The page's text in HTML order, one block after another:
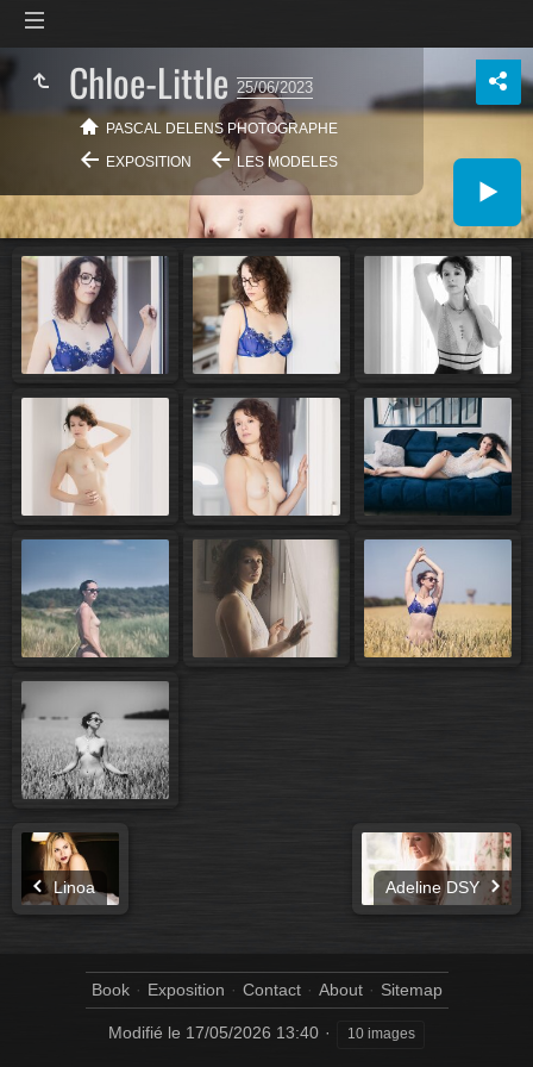
Chloe-Little 25/06/2023
PASCAL DELENS PHOTOGRAPHE
EXPOSITION
LES MODELES
Linoa Adeline DSY
Book Exposition Contact About Sitemap
Modifié le 17/05/2026 13:40 10 images